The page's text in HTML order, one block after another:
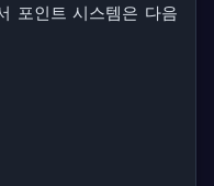
포인트 시스템은 다음